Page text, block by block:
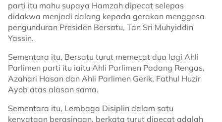
parti itu mahu supaya Hamzah dipecat selepas
didakwa menjadi dalang kepada gerakan menggesa
pengunduran Presiden Bersatu, Tan Sri Muhyiddin
Yassin.
Sementara itu, Bersatu turut memecat dua lagi Ahli
Parlimen parti itu iaitu Ahli Parlimen Padang Rengas,
Azahari Hasan dan Ahli Parlimen Gerik, Fathul Huzir
Ayob atas alasan sama.
Sementara itu, Lembaga Disiplin dalam satu
kenyataan berasingan, berkata turut dipecat adalah